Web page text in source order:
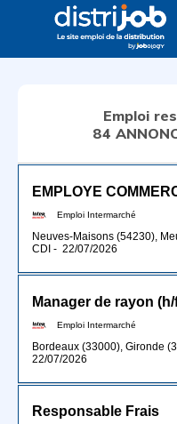
Emploi
84
Emploi Intermarché
Neuves-Maisons (54230),
CDI - 22/07/2026
Manager de rayon (h/
Emploi Intermarché
Bordeaux (33000), Gironde
22/07/2026
Responsable Frais